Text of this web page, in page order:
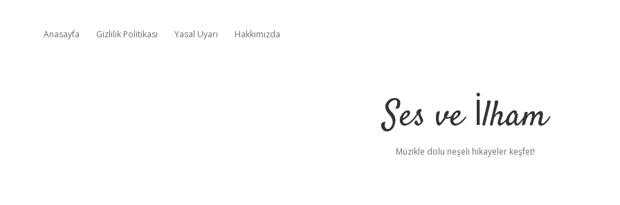
Anasayfa Gizlilik Politikası Yasal Uyarı Hakkımızda
Ses ve İlham
Müzikle dolu neşeli hikayeler keşfet!